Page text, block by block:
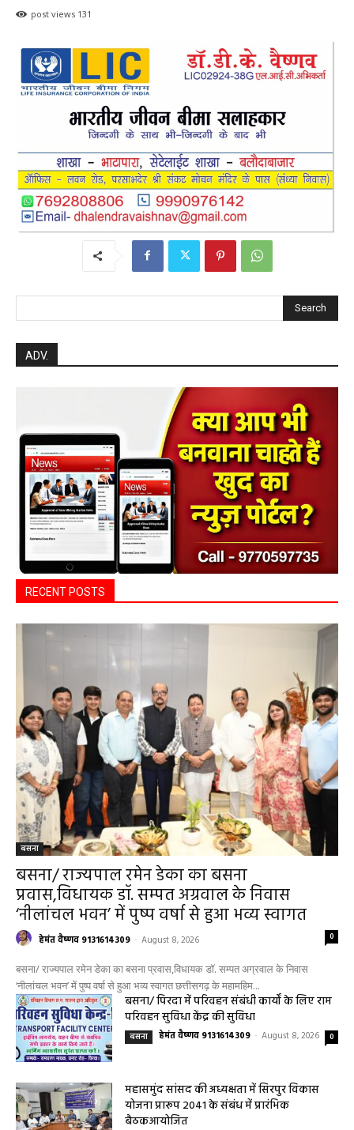
post views
RECENT POSTS
बसना
बसना/ राज्यपाल रमेन डेका का बसना
प्रवास,विधायक डॉ. सम्पत अग्रवाल के निवास
‘नीलांचल भवन’ में पुष्प वर्षा से हुआ भव्य स्वागत
हेमंत वैष्णव 9131614309 - August 8, 2026
बसना/ राज्यपाल रमेन डेका का बसना प्रवास,विधायक डॉ. सम्पत अग्रवाल के निवास
‘नीलांचल भवन’ में पुष्प वर्षा से हुआ भव्य स्वागत छत्तीसगढ़ के महामहिम...
बसना हेमंत वैष्णव 9131614309 - August 8, 2026